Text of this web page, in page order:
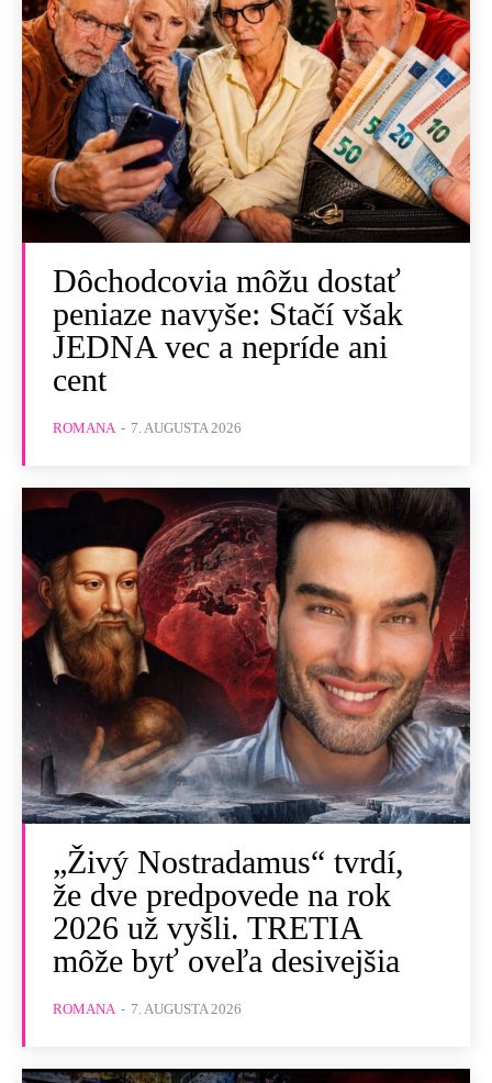
Dôchodcovia môžu dostať
peniaze navyše: Stačí však
JEDNA vec a nepríde ani
cent
ROMANA - 7. AUGUSTA 2026
„Živý Nostradamus“ tvrdí,
že dve predpovede na rok
2026 už vyšli. TRETIA
môže byť oveľa desivejšia
ROMANA - 7. AUGUSTA 2026